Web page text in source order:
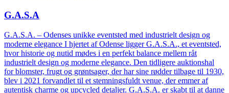
G.A.S.A
G.A.S.A. – Odenses unikke eventsted med industrielt design og
moderne elegance I hjertet af Odense ligger G.A.S.A., et eventsted,
hvor historie og nutid mødes i en perfekt balance mellem råt
industrielt design og moderne elegance. Den tidligere auktionshal
for blomster, frugt og grøntsager, der har sine rødder tilbage til 1930,
blev i 2021 forvandlet til et stemningsfuldt venue, der emmer af
autentisk charme og upcycled detaljer. G.A.S.A. er skabt til at danne